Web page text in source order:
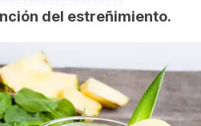
del estreñimiento.